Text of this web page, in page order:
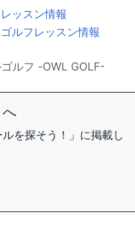
ッスン情報
ルフレッスン情報
ルフ -OWL GOLF-
を探そう！」に掲載し